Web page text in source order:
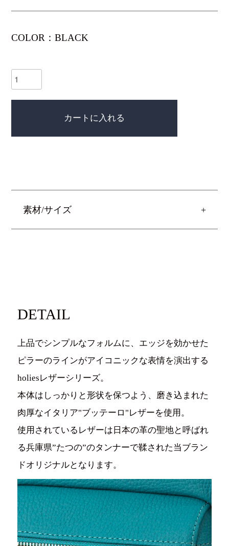
COLOR：BLACK
カートに入れる
素材/サイズ
DETAIL
上品でシンプルなフォルムに、エッジを効かせた
ピラーのラインがアイコニックな表情を演出する
holiesレザーシリーズ。
本体はしっかりと形状を保つよう、磨き込まれた
肉厚なイタリア"ブッテーロ"レザーを使用。
使用されているレザーは日本の革の聖地と呼ばれ
る兵庫県”たつの”のタンナーで鞣された当ブラン
ドオリジナルとなります。